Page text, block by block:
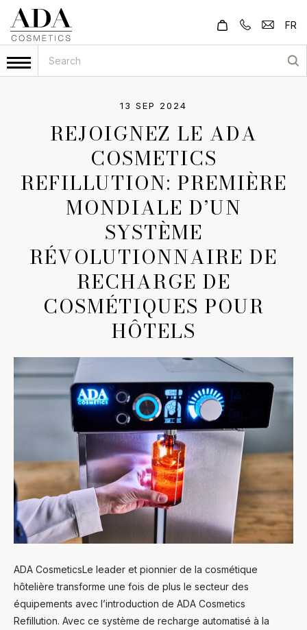
FR
13 SEP 2024
REJOIGNEZ LE ADA
COSMETICS
REFILLUTION: PREMIÈRE
MONDIALE D’UN
SYSTÈME
RÉVOLUTIONNAIRE DE
RECHARGE DE
COSMÉTIQUES POUR
HÔTELS
ADA CosmeticsLe leader et pionnier de la cosmétique
hôtelière transforme une fois de plus le secteur des
équipements avec l’introduction de ADA Cosmetics
Refillution. Avec ce système de recharge automatisé à la